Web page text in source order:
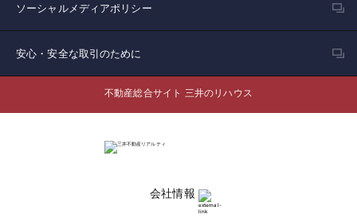
ソーシャルメディアポリシー
安心・安全な取引のために
不動産総合サイト 三井のリハウス
会社情報